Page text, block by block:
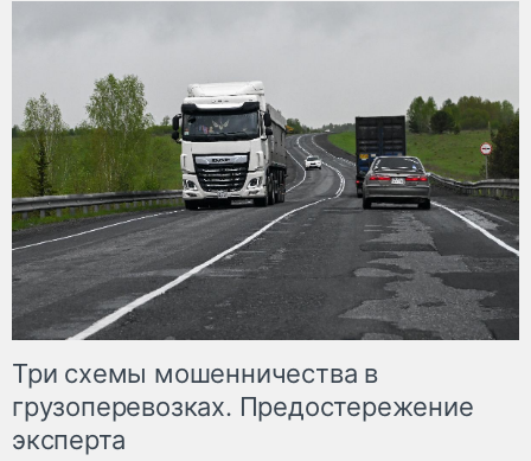
Три схемы мошенничества в
грузоперевозках. Предостережение
эксперта